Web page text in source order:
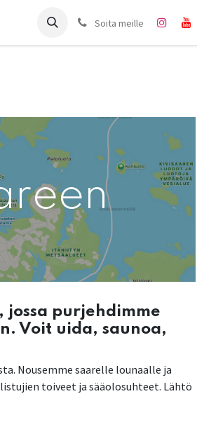
Ota yhteyttäSoita meille
purjehdimme
Voit uida, saunoa,
Nousemme saarelle lounaalle ja
toiveet ja sääolosuhteet. Lähtö